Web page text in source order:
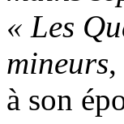
« Les
mineurs
à son